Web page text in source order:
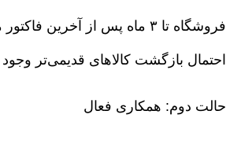
فروشگاه تا ۳ ماه پس از آخرین فاکتور میتونه کالا رو مرجوع کنه.
احتمال بازگشت کالاهای قدیمی‌تر
حالت دوم: همکاری فعال